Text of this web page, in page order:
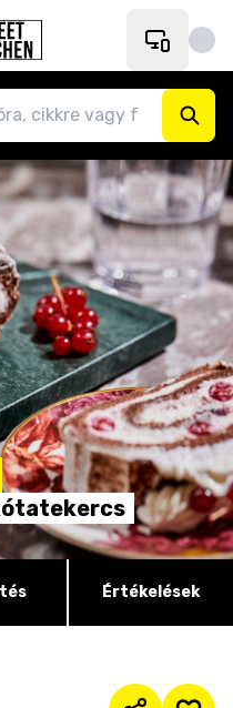
Értékelések